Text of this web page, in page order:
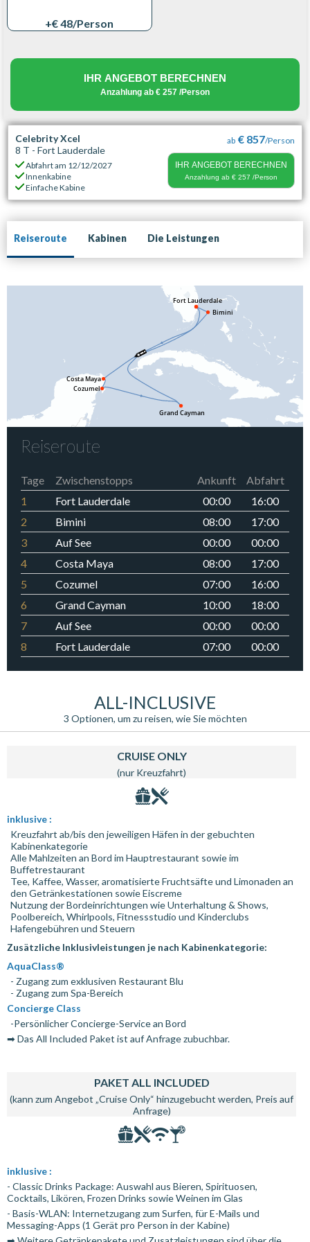
+€ 48/Person
IHR ANGEBOT BERECHNEN
Anzahlung ab € 257 /Person
Celebrity Xcel
8 T - Fort Lauderdale
Abfahrt am 12/12/2027
Innenkabine
Einfache Kabine
ab € 857/Person
IHR ANGEBOT BERECHNEN
Anzahlung ab € 257 /Person
Reiseroute Kabinen Die Leistungen
Reiseroute
Tage Zwischenstopps Ankunft
Abfahrt
1
Fort Lauderdale 00:00
16:00
2
Bimini 08:00
17:00
3
Auf See 00:00
00:00
4
Costa Maya 08:00
17:00
5
Cozumel 07:00
16:00
6
Grand Cayman 10:00
18:00
7
Auf See 00:00
00:00
8
Fort Lauderdale 07:00 00:00
ALL-INCLUSIVE
3 Optionen, um zu reisen, wie Sie möchten
CRUISE ONLY
(nur Kreuzfahrt)
inklusive :
Kreuzfahrt ab/bis den jeweiligen Häfen in der gebuchten
Kabinenkategorie
Alle Mahlzeiten an Bord im Hauptrestaurant sowie im
Buffetrestaurant
Tee, Kaffee, Wasser, aromatisierte Fruchtsäfte und Limonaden an
den Getränkestationen sowie Eiscreme
Nutzung der Bordeinrichtungen wie Unterhaltung & Shows,
Poolbereich, Whirlpools, Fitnessstudio und Kinderclubs
Hafengebühren und Steuern
Zusätzliche Inklusivleistungen je nach Kabinenkategorie:
AquaClass®
- Zugang zum exklusiven Restaurant Blu
- Zugang zum Spa-Bereich
Concierge Class
-Persönlicher Concierge-Service an Bord
➡ Das All Included Paket ist auf Anfrage zubuchbar.
PAKET ALL INCLUDED
(kann zum Angebot „Cruise Only“ hinzugebucht werden, Preis auf
Anfrage)
inklusive :
- Classic Drinks Package: Auswahl aus Bieren, Spirituosen,
Cocktails, Likören, Frozen Drinks sowie Weinen im Glas
- Basis-WLAN: Internetzugang zum Surfen, für E-Mails und
Messaging-Apps (1 Gerät pro Person in der Kabine)